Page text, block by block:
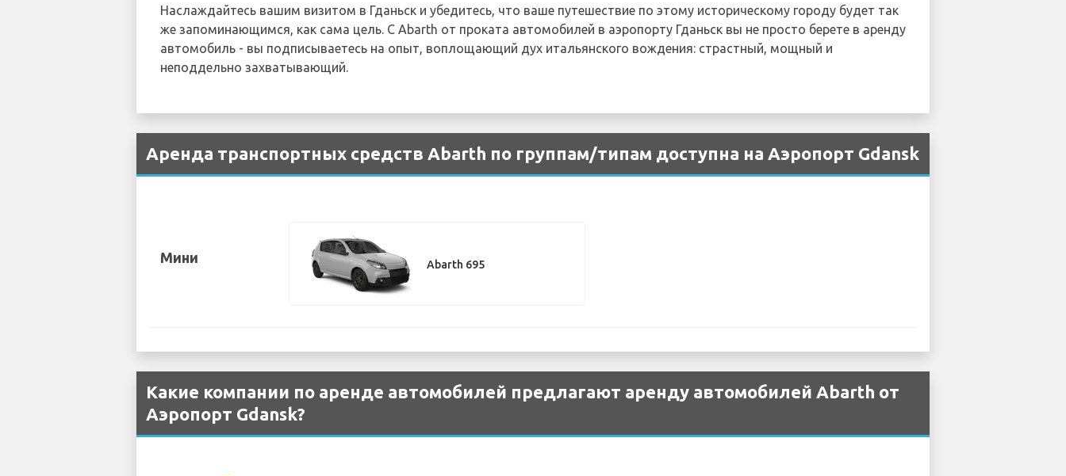
Наслаждайтесь вашим визитом в Гданьск и убедитесь, что ваше путешествие по этому историческому городу будет так
же запоминающимся, как сама цель. С Abarth от проката автомобилей в аэропорту Гданьск вы не просто берете в аренду
автомобиль - вы подписываетесь на опыт, воплощающий дух итальянского вождения: страстный, мощный и
неподдельно захватывающий.
Аренда транспортных средств Abarth по группам/типам доступна на Аэропорт Gdansk
Мини Abarth 695
Какие компании по аренде автомобилей предлагают аренду автомобилей Abarth от
Аэропорт Gdansk?